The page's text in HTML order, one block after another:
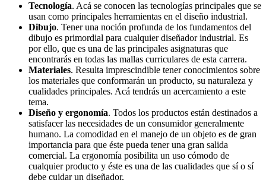
Tecnología. Acá se conocen las tecnologías principales que se
usan como principales herramientas en el diseño industrial.
Dibujo. Tener una noción profunda de los fundamentos del
dibujo es primordial para cualquier diseñador industrial. Es
por ello, que es una de las principales asignaturas que
encontrarás en todas las mallas curriculares de esta carrera.
Materiales. Resulta imprescindible tener conocimientos sobre
los materiales que conformarán un producto, su naturaleza y
cualidades principales. Acá tendrás un acercamiento a este
tema.
Diseño y ergonomía. Todos los productos están destinados a
satisfacer las necesidades de un consumidor generalmente
humano. La comodidad en el manejo de un objeto es de gran
importancia para que éste pueda tener una gran salida
comercial. La ergonomía posibilita un uso cómodo de
cualquier producto y éste es una de las cualidades que sí o sí
debe cuidar un diseñador.